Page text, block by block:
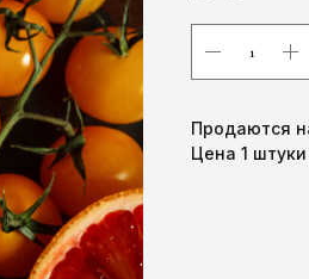
Продаются
Цена 1